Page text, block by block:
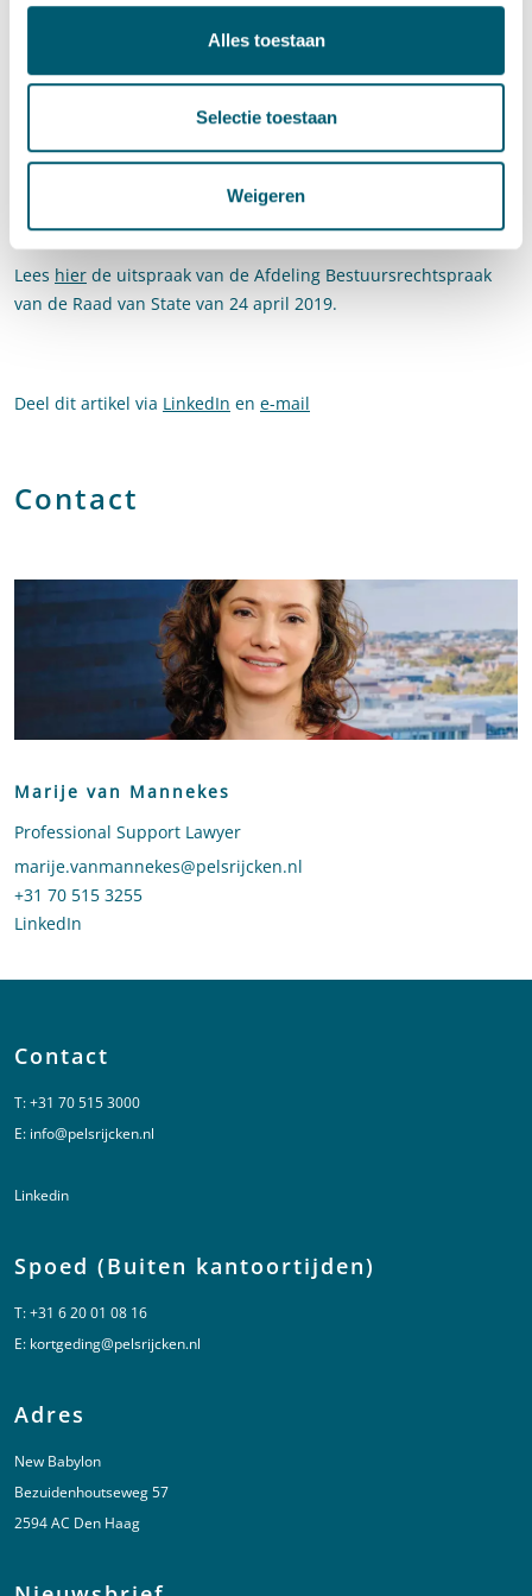
Alles toestaan
Selectie toestaan
Weigeren
Afdeling.
Praktisch belang van de zaak
Gemeenten opgelet dus! Zowel het plaatsen van een dakgoot
boven een naastgelegen perceel als het afstromend water van
deze dakgoot levert een evidente privaatrechtelijke
belemmering op. Bij het verlenen van omgevingsvergunningen
voor bouwen zeker iets om rekening mee te houden.
Lees hier de uitspraak van de Afdeling Bestuursrechtspraak
van de Raad van State van 24 april 2019.
Deel dit artikel via LinkedIn en e-mail
Contact
Marije van Mannekes
Professional Support Lawyer
Stuur een e-mail naar Marije van Mannekes
marije.vanmannekes@pelsrijcken.nl
Bel naar Marije van Mannekes
+31 70 515 3255
LinkedIn
Contact
T:+31 70 515 3000
E: info@pelsrijcken.nl
Linkedin
Spoed (Buiten kantoortijden)
T:+31 6 20 01 08 16
E: kortgeding@pelsrijcken.nl
Adres
New Babylon
Bezuidenhoutseweg 57
2594 AC Den Haag